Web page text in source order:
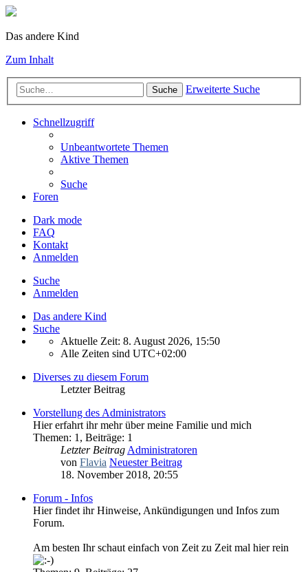
Das andere Kind
Zum Inhalt
Suche Erweiterte Suche
Schnellzugriff
Unbeantwortete Themen
Aktive Themen
Suche
Foren
Dark mode
FAQ
Kontakt
Anmelden
Suche
Anmelden
Das andere Kind
Suche
Aktuelle Zeit: 8. August 2026, 15:50
Alle Zeiten sind UTC+02:00
Diverses zu diesem Forum
Letzter Beitrag
Vorstellung des Administrators
Hier erfahrt ihr mehr über meine Familie und mich
Themen: 1 , Beiträge: 1
Letzter Beitrag Administratoren
von Flavia Neuester Beitrag
18. November 2018, 20:55
Forum - Infos
Hier findet ihr Hinweise, Ankündigungen und Infos zum
Forum.
Am besten Ihr schaut einfach von Zeit zu Zeit mal hier rein